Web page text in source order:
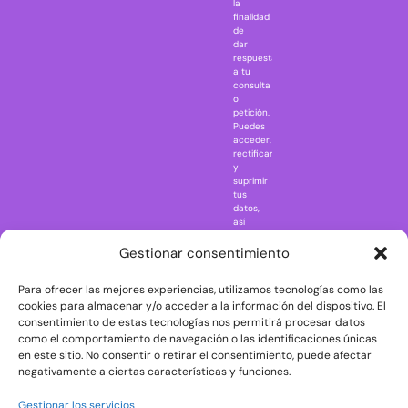
Gestionar consentimiento
Para ofrecer las mejores experiencias, utilizamos tecnologías como las
cookies para almacenar y/o acceder a la información del dispositivo. El
consentimiento de estas tecnologías nos permitirá procesar datos
como el comportamiento de navegación o las identificaciones únicas
en este sitio. No consentir o retirar el consentimiento, puede afectar
negativamente a ciertas características y funciones.
Rick and
The Big Bang
Theory
The Blues
Brothers
la
finalidad
de
dar
respuesta
a tu
consulta
o
petición.
Puedes
acceder,
rectificar
y
suprimir
tus
datos,
así
ejercer
consultando
la
información
adicional
y
detallada
sobre